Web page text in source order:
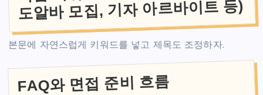
도알바 모집, 기자 아르바이트 등)
본문에 자연스럽게 키워드를 넣고 제목도 조정하자.
FAQ와 면접 준비 흐름